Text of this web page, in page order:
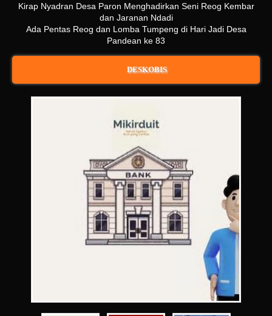
Kirap Nyadran Desa Paron Menghadirkan Seni Reog Kembar
dan Jaranan Ndadi
Ada Pentas Reog dan Lomba Tumpeng di Hari Jadi Desa
Pandean ke 83
DESKOBIS